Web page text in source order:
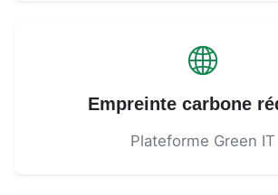
Empreinte carbone
Plateforme Green IT